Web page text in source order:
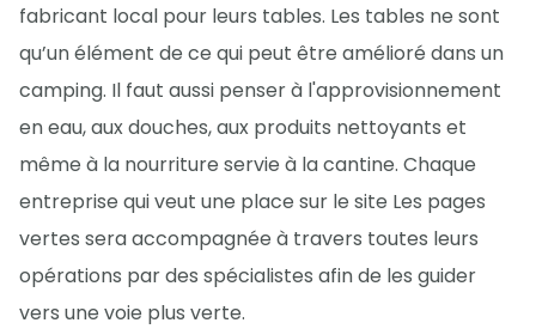
fabricant local pour leurs tables. Les tables ne sont
qu’un élément de ce qui peut être amélioré dans un
camping. Il faut aussi penser à l'approvisionnement
en eau, aux douches, aux produits nettoyants et
même à la nourriture servie à la cantine. Chaque
entreprise qui veut une place sur le site Les pages
vertes sera accompagnée à travers toutes leurs
opérations par des spécialistes afin de les guider
vers une voie plus verte.